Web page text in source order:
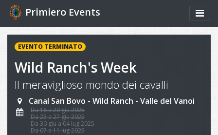
Primiero Events
EVENTO TERMINATO
Wild Ranch's Week
Il meraviglioso mondo dei cavalli
Canal San Bovo - Wild Ranch - Valle del Vanoi
Da 16 a 20 giu 2025
Da 23 a 27 giu 2025
Da 30 giu a 04 lug 2025
Da 07 a 11 lug 2025